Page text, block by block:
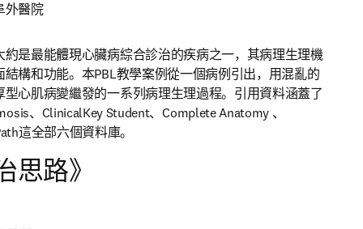
外醫院
約是最能體現心臟病綜合診治的疾病之一，其病理生理機
構和功能。本PBL教學案例從一個病例引出，用混亂的
型心肌病變繼發的一系列病理生理過程。引用資料涵蓋了
、ClinicalKey Student、Complete Anatomy 、
這全部六個資料庫。
路》